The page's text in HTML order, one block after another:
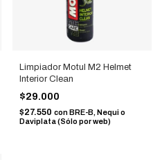
Limpiador Motul M2 Helmet
Interior Clean
$29.000
$27.550 con BRE-B, Nequi o
Daviplata (Sólo por web)